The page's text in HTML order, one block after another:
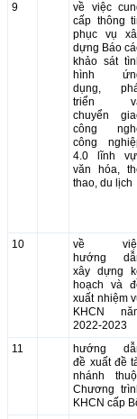
9
về việc
cấp thông
phục vụ
dựng Báo
khảo sát
hình
dụng,
triển
chuyển
công
công
4.0 lĩnh
văn hóa,
thao, du lịch
10
về
hướng
xây dựng
hoạch và
xuất nhiệm
KHCN
2022-2023
11
hướng
đề xuất đề
nhánh
Chương
KHCN cấp